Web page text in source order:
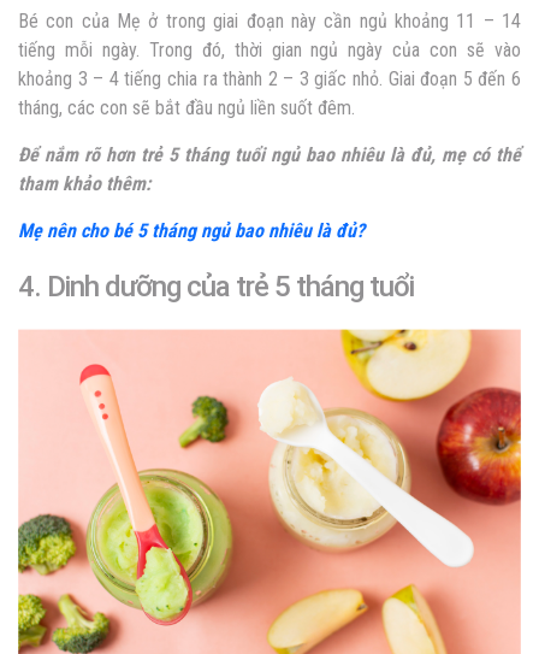
Bé con của Mẹ ở trong giai đoạn này cần ngủ khoảng 11 – 14
tiếng mỗi ngày. Trong đó, thời gian ngủ ngày của con sẽ vào
khoảng 3 – 4 tiếng chia ra thành 2 – 3 giấc nhỏ. Giai đoạn 5 đến 6
tháng, các con sẽ bắt đầu ngủ liền suốt đêm.
Để nắm rõ hơn trẻ 5 tháng tuổi ngủ bao nhiêu là đủ, mẹ có thể
tham khảo thêm:
Mẹ nên cho bé 5 tháng ngủ bao nhiêu là đủ?
4. Dinh dưỡng của trẻ 5 tháng tuổi